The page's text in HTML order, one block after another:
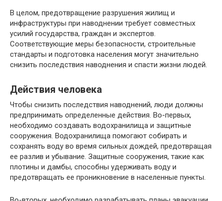
В целом, предотвращение разрушения жилищ и
инфраструктуры при наводнении требует совместных
усилий государства, граждан и экспертов.
Соответствующие меры безопасности, строительные
стандарты и подготовка населения могут значительно
снизить последствия наводнения и спасти жизни людей.
Действия человека
Чтобы снизить последствия наводнений, люди должны
предпринимать определенные действия. Во-первых,
необходимо создавать водохранилища и защитные
сооружения. Водохранилища помогают собирать и
сохранять воду во время сильных дождей, предотвращая
ее разлив и убывание. Защитные сооружения, такие как
плотины и дамбы, способны удерживать воду и
предотвращать ее проникновение в населенные пункты.